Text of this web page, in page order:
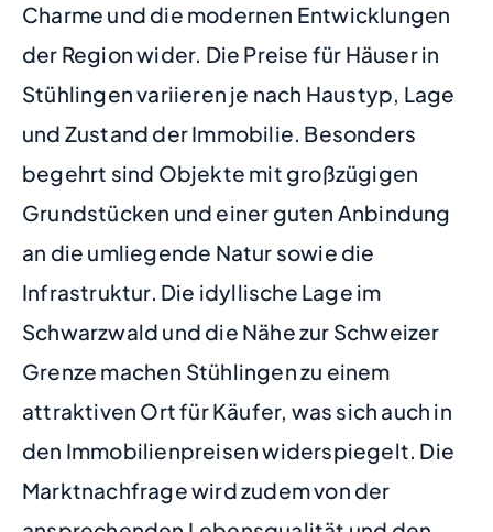
Charme und die modernen Entwicklungen
der Region wider. Die Preise für Häuser in
Stühlingen variieren je nach Haustyp, Lage
und Zustand der Immobilie. Besonders
begehrt sind Objekte mit großzügigen
Grundstücken und einer guten Anbindung
an die umliegende Natur sowie die
Infrastruktur. Die idyllische Lage im
Schwarzwald und die Nähe zur Schweizer
Grenze machen Stühlingen zu einem
attraktiven Ort für Käufer, was sich auch in
den Immobilienpreisen widerspiegelt. Die
Marktnachfrage wird zudem von der